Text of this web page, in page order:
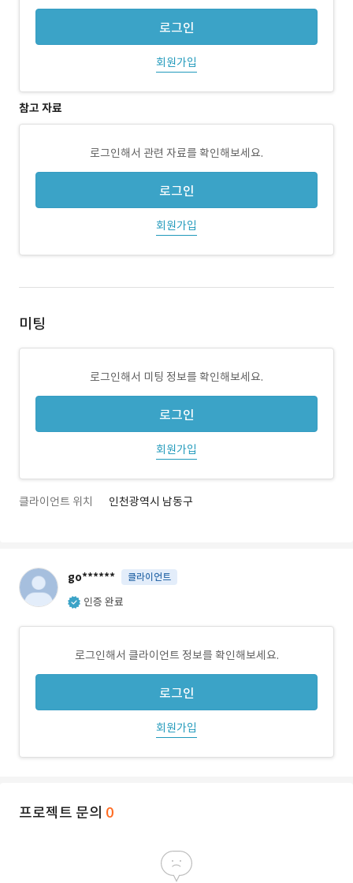
로그인
회원가입
참고 자료
로그인해서 관련 자료를 확인해보세요.
로그인
회원가입
미팅
로그인해서 미팅 정보를 확인해보세요.
로그인
회원가입
클라이언트 위치 인천광역시 남동구
go****** 클라이언트
인증 완료
로그인해서 클라이언트 정보를 확인해보세요.
로그인
회원가입
프로젝트 문의 0